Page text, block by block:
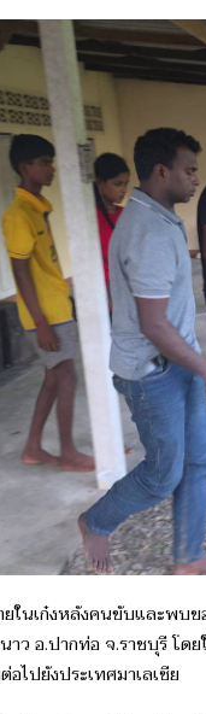
ในเก๋งหลังคนขับและพบ
าว อ.ปากท่อ จ.ราชบุรี
ไปยังประเทศมาเลเซีย